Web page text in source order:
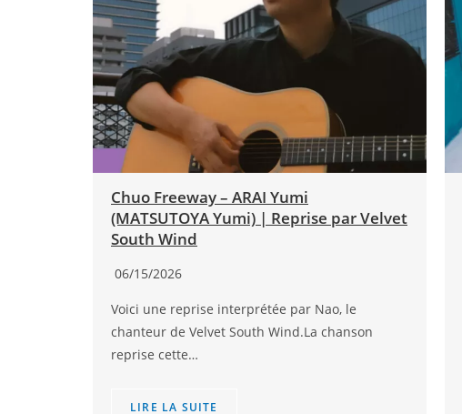
Chuo Freeway – ARAI Yumi
(MATSUTOYA Yumi) | Reprise par Velvet
South Wind
06/15/2026
Voici une reprise interprétée par Nao, le
chanteur de Velvet South Wind.La chanson
reprise cette…
LIRE LA SUITE